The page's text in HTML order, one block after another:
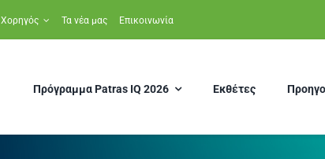
Χορηγός Τα νέα μας Επικοινωνία
Πρόγραμμα Patras IQ 2026 Εκθέτες